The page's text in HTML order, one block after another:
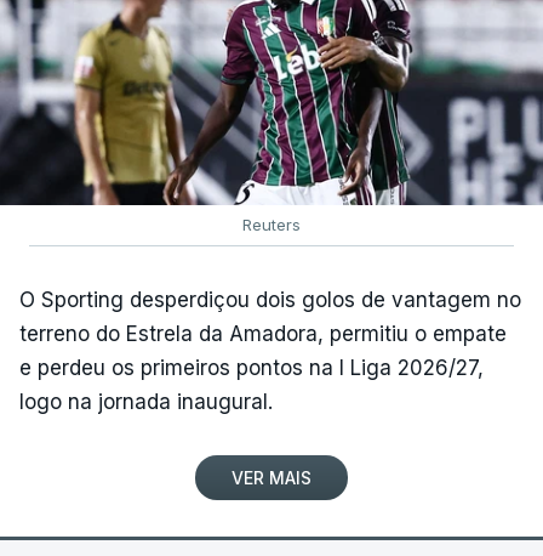
Reuters
O Sporting desperdiçou dois golos de vantagem no
terreno do Estrela da Amadora, permitiu o empate
e perdeu os primeiros pontos na I Liga 2026/27,
logo na jornada inaugural.
VER MAIS